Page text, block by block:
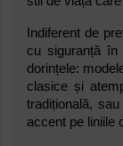
Indiferent de
cu siguranță în
dorințele:
clasice și
tradițională,
accent pe liniile